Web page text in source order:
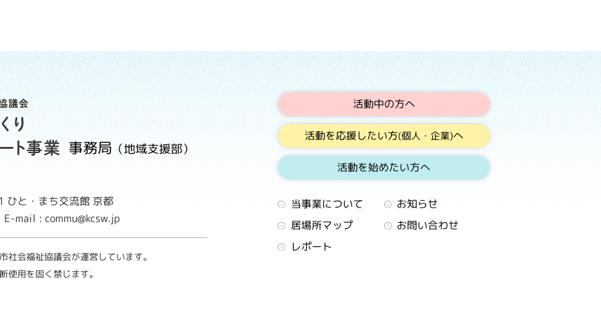
事務局 （地域支援部）
ひと・まち交流館 京都
E-mail : commu@kcsw.jp
会福祉協議会が運営しています。
用を固く禁じます。
活動中の方へ
活動を応援したい方(個人・企業)へ
活動を始めたい方へ
当事業について
お知らせ
居場所マップ
お問い合わせ
レポート